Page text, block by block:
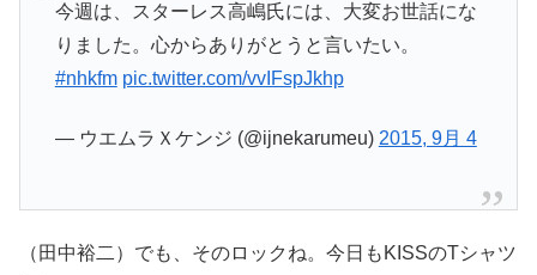
今週は、スターレス高嶋氏には、大変お世話にな
りました。心からありがとうと言いたい。
#nhkfm pic.twitter.com/vvIFspJkhp
— ウエムラＸケンジ (@ijnekarumeu) 2015, 9月 4
（田中裕二）でも、そのロックね。今日もKISSのTシャツ